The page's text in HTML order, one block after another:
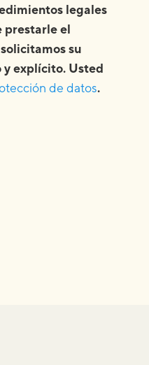
legales
prestarle el
su
explícito. Usted
de datos.